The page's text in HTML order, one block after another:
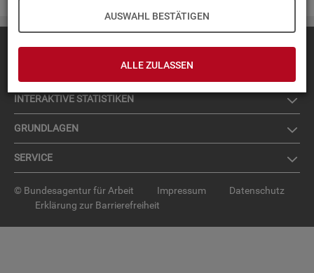
AUSWAHL BESTÄTIGEN
ALLE ZULASSEN
IN­TER­AK­TI­VE STA­TIS­TI­KEN
GRUND­LA­GEN
SER­VICE
© Bundesagentur für Arbeit Impressum
Datenschutz
Erklärung zur Barrierefreiheit